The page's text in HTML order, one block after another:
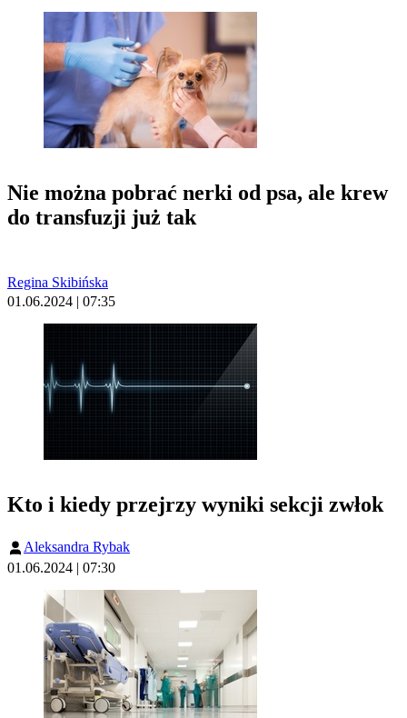
Nie można pobrać nerki od psa, ale krew
do transfuzji już tak
Regina Skibińska
01.06.2024 | 07:35
Kto i kiedy przejrzy wyniki sekcji zwłok
Aleksandra Rybak
01.06.2024 | 07:30